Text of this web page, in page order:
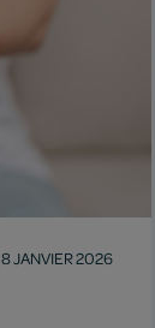
8 JANVIER 2026